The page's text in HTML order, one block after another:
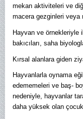
mekan aktiviteleri ve
macera gezginleri veya
Hayvan ve örnekleriyle
bakıcıları, saha
Kırsal alanlara giden
Hayvanlarla oynama
edememeleri ve baş-
nedeniyle, hayvanlar
daha yüksek olan